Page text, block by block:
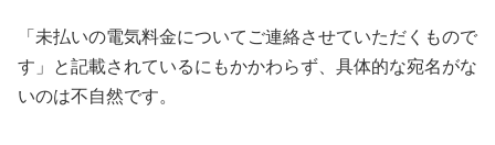
「未払いの電気料金についてご連絡させていただくもので
す」と記載されているにもかかわらず、具体的な宛名がな
いのは不自然です。